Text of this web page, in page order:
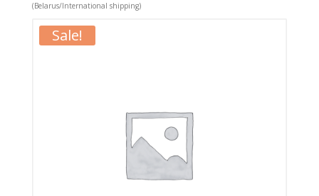
(Belarus/International shipping)
Sale!